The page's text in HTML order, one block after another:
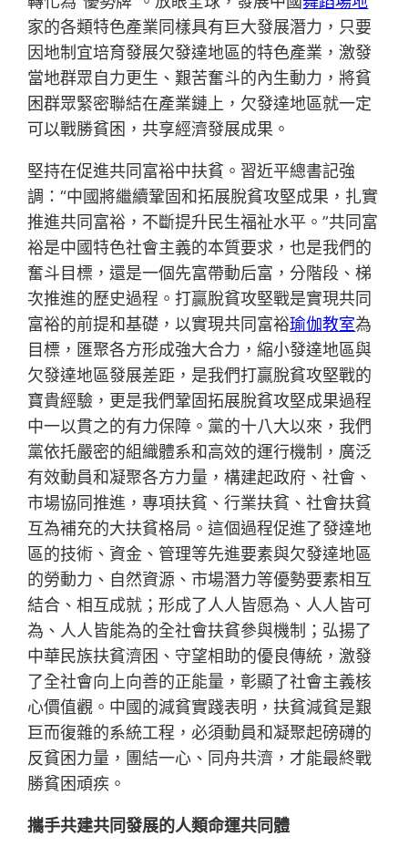
家的各類特色產業同樣具有巨大發展潛力，只要
因地制宜培育發展欠發達地區的特色產業，激發
當地群眾自力更生、艱苦奮斗的內生動力，將貧
困群眾緊密聯結在產業鏈上，欠發達地區就一定
可以戰勝貧困，共享經濟發展成果。
堅持在促進共同富裕中扶貧。習近平總書記強
調：“中國將繼續鞏固和拓展脫貧攻堅成果，扎實
推進共同富裕，不斷提升民生福祉水平。”共同富
裕是中國特色社會主義的本質要求，也是我們的
奮斗目標，還是一個先富帶動后富，分階段、梯
次推進的歷史過程。打贏脫貧攻堅戰是實現共同
富裕的前提和基礎，以實現共同富裕瑜伽教室為
目標，匯聚各方形成強大合力，縮小發達地區與
欠發達地區發展差距，是我們打贏脫貧攻堅戰的
寶貴經驗，更是我們鞏固拓展脫貧攻堅成果過程
中一以貫之的有力保障。黨的十八大以來，我們
黨依托嚴密的組織體系和高效的運行機制，廣泛
有效動員和凝聚各方力量，構建起政府、社會、
市場協同推進，專項扶貧、行業扶貧、社會扶貧
互為補充的大扶貧格局。這個過程促進了發達地
區的技術、資金、管理等先進要素與欠發達地區
的勞動力、自然資源、市場潛力等優勢要素相互
結合、相互成就；形成了人人皆愿為、人人皆可
為、人人皆能為的全社會扶貧參與機制；弘揚了
中華民族扶貧濟困、守望相助的優良傳統，激發
了全社會向上向善的正能量，彰顯了社會主義核
心價值觀。中國的減貧實踐表明，扶貧減貧是艱
巨而復雜的系統工程，必須動員和凝聚起磅礴的
反貧困力量，團結一心、同舟共濟，才能最終戰
勝貧困頑疾。
攜手共建共同發展的人類命運共同體